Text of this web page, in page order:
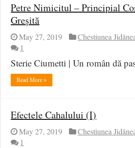
Petre Nimicitul – Principial
Greșită
May 27, 2019 Chestiunea
1
Sterie Ciumetti | Un român dă
Read More »
Efectele Cahalului (I)
May 27, 2019 Chestiunea
1